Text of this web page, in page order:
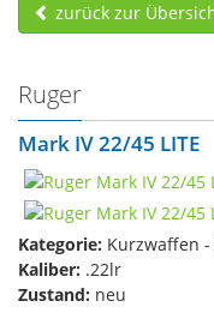
zurück zur
Ruger
Mark IV 22/45 LITE
Kategorie: Kurzwaffen -
Kaliber: .22lr
Zustand: neu